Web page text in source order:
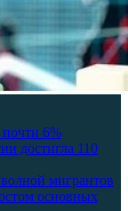
почти 6%
достигла 110
мигрантов
основных